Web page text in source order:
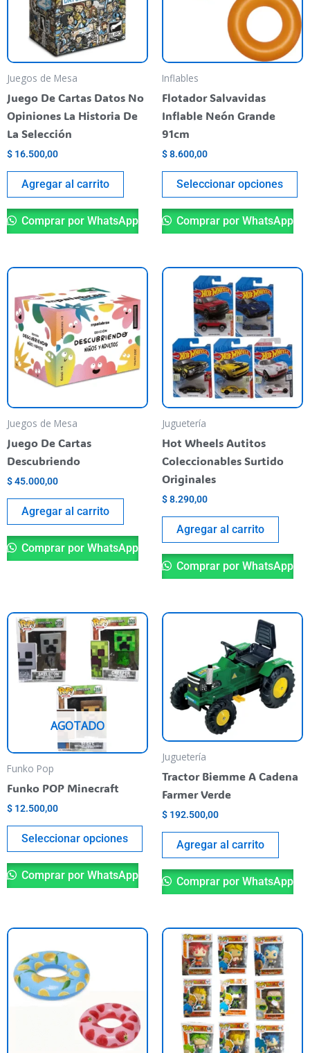
Juegos de Mesa
Juego De Cartas Datos No
Opiniones La Historia De
La Selección
$ 16.500,00
Agregar al carrito
Comprar por WhatsApp
Inflables
Flotador Salvavidas
Inflable Neón Grande
91cm
$8.600,00
Seleccionar opciones
se
Comprar por WhatsApp
Juegos de Mesa
Juego De Cartas
Descubriendo
$45.000,00
Agregar al carrito
Comprar por WhatsApp
Juguetería
Hot Wheels Autitos
Coleccionables Surtido
Originales
$8.290,00
Agregar al carrito
Comprar por WhatsApp
AGOTADO
Funko Pop
Funko POP Minecraft
$ 12.500,00
Seleccionar opciones
Este
variantes.
se
pueden
elegir
página
del
producto
Comprar por WhatsApp
Juguetería
Tractor Biemme A Cadena
Farmer Verde
$ 192.500,00
Agregar al carrito
Comprar por WhatsApp
Este
producto
variantes.
opciones